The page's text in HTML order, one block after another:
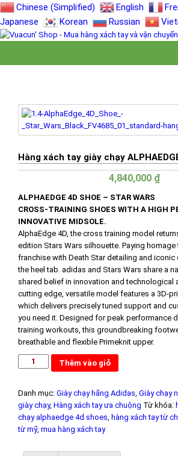
Chinese (Simplified) English
Japanese
Korean Russian
Hàng xách tay giày chạy
4,840,000 ₫
ALPHAEDGE 4D SHOE – STAR WARS
CROSS-TRAINING SHOES WITH A HIGH
INNOVATIVE MIDSOLE​.
AlphaEdge 4D, the cross training model
edition Stars Wars silhouette. Paying homage
franchise with Death Star detailing and
the heel tab. adidas and Stars Wars share a
shared belief in innovation and technological
cutting edge, versatile model features a 3D-
which delivers precisely tuned support and
you need it. Designed for peak performance
training workouts, this groundbreaking
breathable and flexible Primeknit upper.
Thêm vào giỏ
Danh mục: Giày chạy hãng Adidas, Giày chạy
giày chạy, Hàng xách tay ưa chuộng Từ khóa:
chạy alphaedge 4d shoes, hàng xách tay từ
từ mỹ, mua hàng xách tay